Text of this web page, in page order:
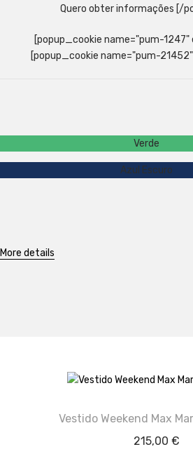
Quero obter informações [/
[popup_cookie name="pum-1247"
[popup_cookie name="pum-
Verde
Azul Escuro
More details
Vestido Weekend Max
215,00 €